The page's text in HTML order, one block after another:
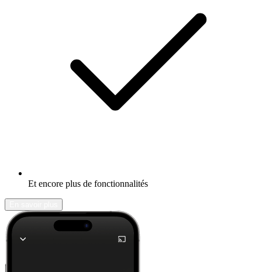
Et encore plus de fonctionnalités